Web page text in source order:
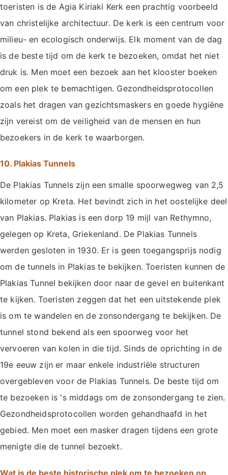
toeristen is de Agia Kiriaki Kerk een prachtig voorbeeld
van christelijke architectuur. De kerk is een centrum voor
milieu- en ecologisch onderwijs. Elk moment van de dag
is de beste tijd om de kerk te bezoeken, omdat het niet
druk is. Men moet een bezoek aan het klooster boeken
om een plek te bemachtigen. Gezondheidsprotocollen
zoals het dragen van gezichtsmaskers en goede hygiëne
zijn vereist om de veiligheid van de mensen en hun
bezoekers in de kerk te waarborgen.
10. Plakias Tunnels
De Plakias Tunnels zijn een smalle spoorwegweg van 2,5
kilometer op Kreta. Het bevindt zich in het oostelijke deel
van Plakias. Plakias is een dorp 19 mijl van Rethymno,
gelegen op Kreta, Griekenland. De Plakias Tunnels
werden gesloten in 1930. Er is geen toegangsprijs nodig
om de tunnels in Plakias te bekijken. Toeristen kunnen de
Plakias Tunnel bekijken door naar de gevel en buitenkant
te kijken. Toeristen zeggen dat het een uitstekende plek
is om te wandelen en de zonsondergang te bekijken. De
tunnel stond bekend als een spoorweg voor het
vervoeren van kolen in die tijd. Sinds de oprichting in de
19e eeuw zijn er maar enkele industriële structuren
overgebleven voor de Plakias Tunnels. De beste tijd om
te bezoeken is 's middags om de zonsondergang te zien.
Gezondheidsprotocollen worden gehandhaafd in het
gebied. Men moet een masker dragen tijdens een grote
menigte die de tunnel bezoekt.
Wat is de beste historische plek om te bezoeken op